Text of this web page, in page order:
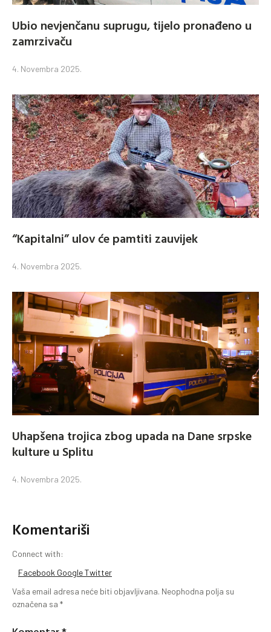
Ubio nevjenčanu suprugu, tijelo pronađeno u
zamrzivaču
4. Novembra 2025.
“Kapitalni” ulov će pamtiti zauvijek
4. Novembra 2025.
Uhapšena trojica zbog upada na Dane srpske
kulture u Splitu
4. Novembra 2025.
Komentariši
Connect with:
Facebook GoogleTwitter
Vaša email adresa neće biti objavljivana. Neophodna polja su
označena sa *